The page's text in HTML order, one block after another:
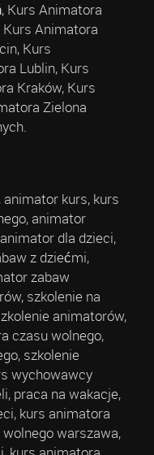
Kurs Animatora
Animatora
Kurs
Lublin, Kurs
Kraków, Kurs
Zielona
kurs, kurs
animator
dla dzieci,
z dziećmi,
zabaw
szkolenie na
animatorów,
czasu wolnego,
szkolenie
wychowawcy
praca na wakacje,
kurs animatora
warszawa,